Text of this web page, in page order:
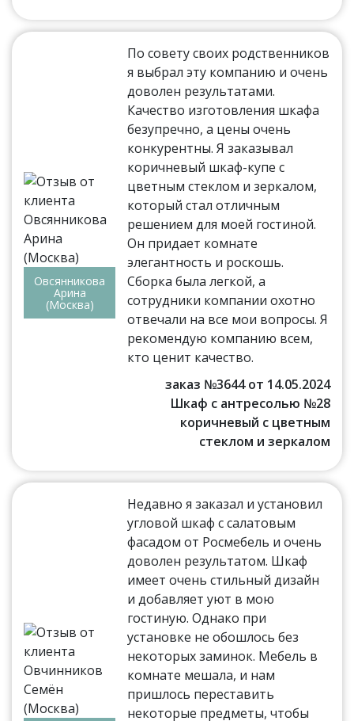
Овсянникова
Арина
(Москва)
По совету своих родственников
я выбрал эту компанию и очень
доволен результатами.
Качество изготовления шкафа
безупречно, а цены очень
конкурентны. Я заказывал
коричневый шкаф-купе с
цветным стеклом и зеркалом,
который стал отличным
решением для моей гостиной.
Он придает комнате
элегантность и роскошь.
Сборка была легкой, а
сотрудники компании охотно
отвечали на все мои вопросы. Я
рекомендую компанию всем,
кто ценит качество.
заказ №3644 от 14.05.2024
Шкаф с антресолью №28
коричневый с цветным
стеклом и зеркалом
Недавно я заказал и установил
угловой шкаф с салатовым
фасадом от Росмебель и очень
доволен результатом. Шкаф
имеет очень стильный дизайн
и добавляет уют в мою
гостиную. Однако при
установке не обошлось без
некоторых заминок. Мебель в
комнате мешала, и нам
пришлось переставить
некоторые предметы, чтобы